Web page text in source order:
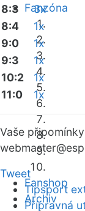
Fanzóna
Fanshop
Archiv
8:3
3x
8:4
1x
9:0
1x
9:3
1x
10:2
1x
11:0
1x
Vaše
webmaster
Tweet
Tipsport
Přípravná